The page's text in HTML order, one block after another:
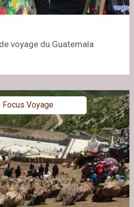
voyage du Guatemala
Voyage